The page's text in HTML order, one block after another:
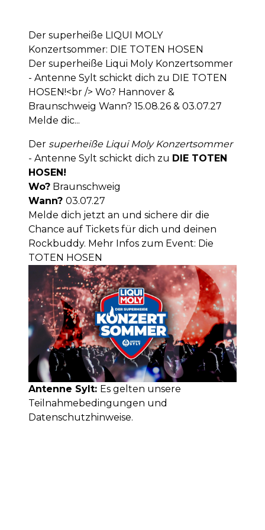
Der superheiße LIQUI MOLY
Konzertsommer: DIE TOTEN HOSEN
Der superheiße Liqui Moly Konzertsommer
- Antenne Sylt schickt dich zu DIE TOTEN
HOSEN!<br /> Wo? Hannover &
Braunschweig Wann? 15.08.26 & 03.07.27
Melde dic...
Der superheiße Liqui Moly Konzertsommer
- Antenne Sylt schickt dich zu DIE TOTEN
HOSEN!
Wo? Braunschweig
Wann? 03.07.27
Melde dich jetzt an und sichere dir die
Chance auf Tickets für dich und deinen
Rockbuddy. Mehr Infos zum Event: Die
TOTEN HOSEN
Antenne Sylt: Es gelten unsere
Teilnahmebedingungen und
Datenschutzhinweise.